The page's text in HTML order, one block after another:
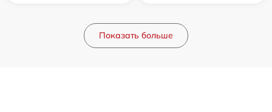
Показать больше